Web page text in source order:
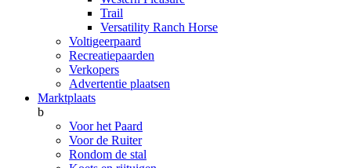
Trail
Versatility Ranch Horse
Voltigeerpaard
Recreatiepaarden
Verkopers
Advertentie plaatsen
Marktplaats
b
Voor het Paard
Voor de Ruiter
Rondom de stal